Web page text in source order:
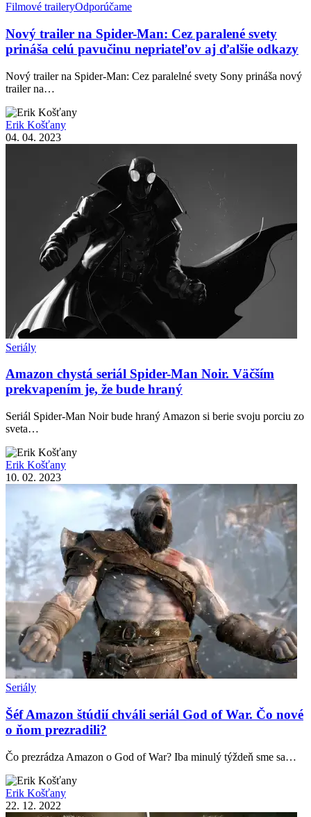
Filmové traileryOdporúčame
Nový trailer na Spider-Man: Cez paralené svety
prináša celú pavučinu nepriateľov aj ďalšie odkazy
Nový trailer na Spider-Man: Cez paralelné svety Sony prináša nový
trailer na…
Erik Košťany
04. 04. 2023
Seriály
Amazon chystá seriál Spider-Man Noir. Väčším
prekvapením je, že bude hraný
Seriál Spider-Man Noir bude hraný Amazon si berie svoju porciu zo
sveta…
Erik Košťany
10. 02. 2023
Seriály
Šéf Amazon štúdií chváli seriál God of War. Čo nové
o ňom prezradili?
Čo prezrádza Amazon o God of War? Iba minulý týždeň sme sa…
Erik Košťany
22. 12. 2022